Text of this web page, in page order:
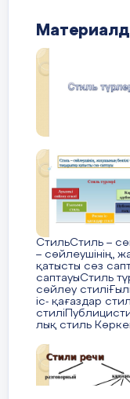
сөйлеу
оқыту”
сөйлеуде
Диалог
әңгіме”
арқылы
-бақылаушы.
өздері
рөлдік
әдісі
нығайтса,
мәдениетін
үшін
СтильСтиль –
– сөйлеушінің,
қатысты сөз
саптауыСтиль
сөйлеу
іс- қағаздар
лық стиль